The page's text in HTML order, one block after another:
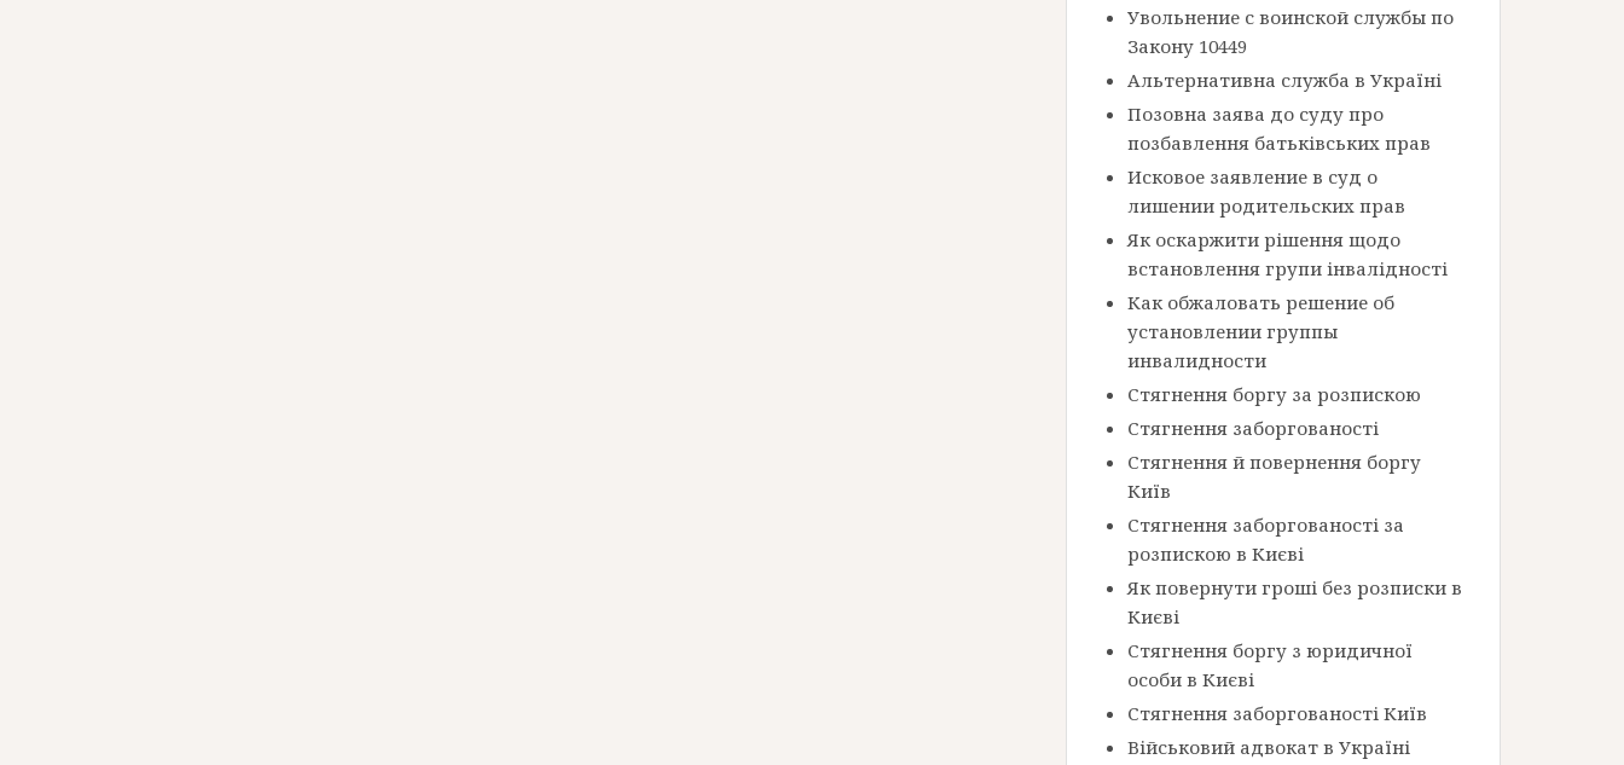
Увольнение с воинской службы по
Закону 10449
Альтернативна служба в Україні
Позовна заява до суду про
позбавлення батьківських прав
Исковое заявление в суд о
лишении родительских прав
Як оскаржити рішення щодо
встановлення групи інвалідності
Как обжаловать решение об
установлении группы
инвалидности
Стягнення боргу за розпискою
Стягнення заборгованості
Стягнення й повернення боргу
Київ
Стягнення заборгованості за
розпискою в Києві
Як повернути гроші без розписки в
Києві
Стягнення боргу з юридичної
особи в Києві
Стягнення заборгованості Київ
Військовий адвокат в Україні